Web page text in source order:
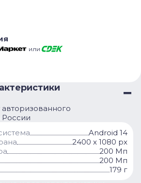
или
России
Android 14
2400 x 1080 px
200 Мп
200 Мп
179 г